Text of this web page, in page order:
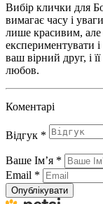
Вибір клички для
вимагає часу і
лише красивим,
експериментувати
ваш вірний друг, і
любов.
Коментарі
Відгук *
Ваше Імʼя *
Email *
Опублікувати